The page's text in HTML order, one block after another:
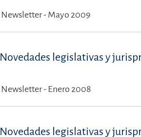
Newsletter - Mayo 2009
Novedades legislativas y
Newsletter - Enero 2008
Novedades legislativas y